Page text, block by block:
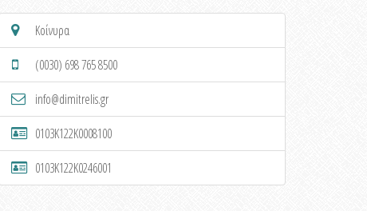
Κοίνυρα
(0030) 698 765 8500
info@dimitrelis.gr
0103K122K0008100
0103K122K0246001